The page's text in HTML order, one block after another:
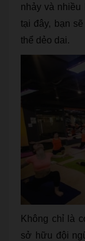
nhảy và nhiều
tại đây, bạn
thể dẻo dai.
Không chỉ là
sở hữu đội